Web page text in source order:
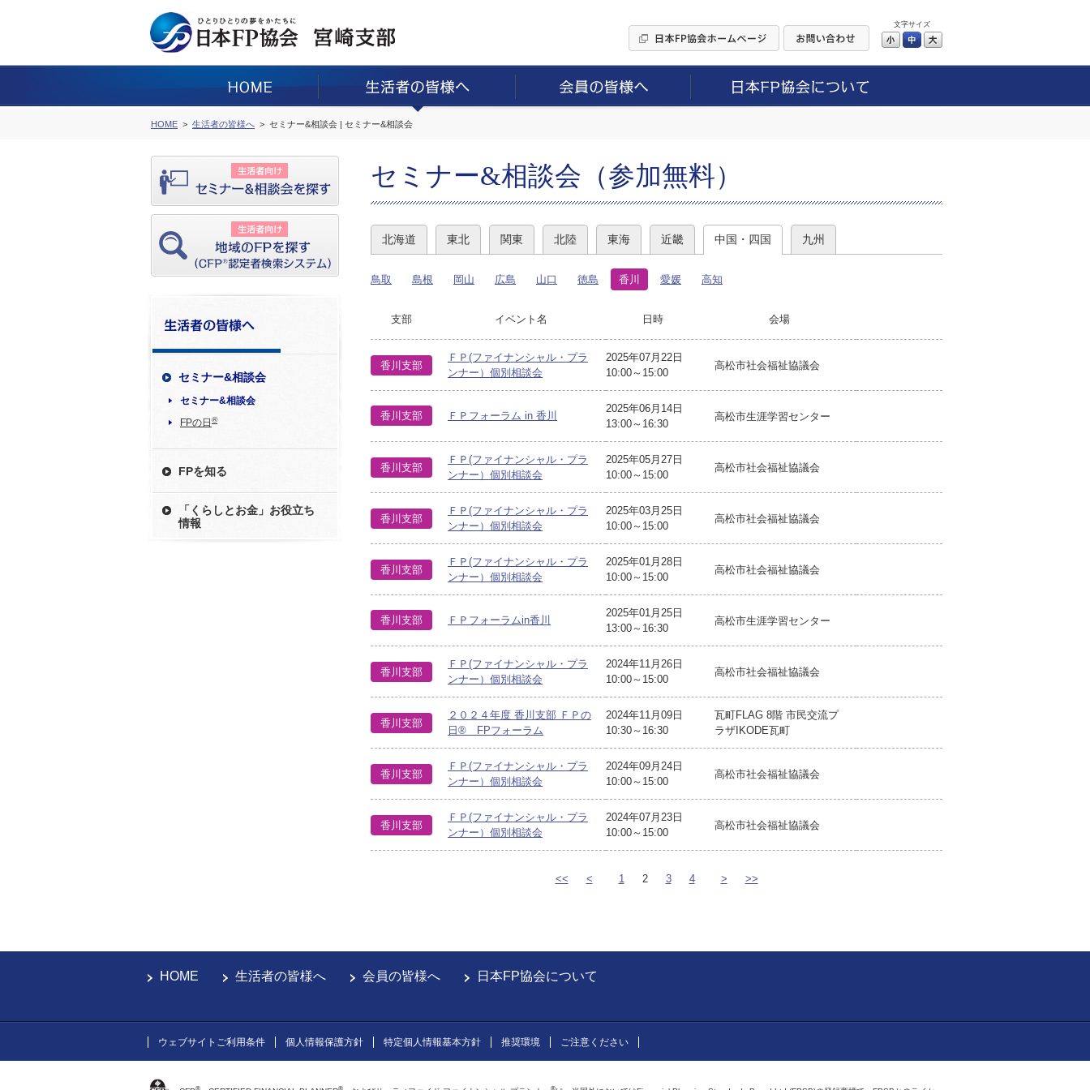
文字サイズ
小 中
HOME 生活者の皆様へ セミナー&相談会 | セミナー&相談会
セミナー&相談会
セミナー&相談会
FPの日 ®
FPを知る
「くらしとお金」お役立ち
情報
セミナー&相談会（参加無料）
北海道 東北 関東 北陸 東海 近畿 中国・四国 九州
鳥取 島根 岡山 広島 山口 徳島 香川 愛媛 高知
支部 イベント名 日時 会場
香川支部
ＦＰ(ファイナンシャル・プラ
ンナー）個別相談会
2025年07月22日
10:00～15:00
高松市社会福祉協議会
香川支部 ＦＰフォーラム in 香川
2025年06月14日
13:00～16:30
高松市生涯学習センター
香川支部
ＦＰ(ファイナンシャル・プラ
ンナー）個別相談会
2025年05月27日
10:00～15:00
高松市社会福祉協議会
香川支部
ＦＰ(ファイナンシャル・プラ
ンナー）個別相談会
2025年03月25日
10:00～15:00
高松市社会福祉協議会
香川支部
ＦＰ(ファイナンシャル・プラ
ンナー）個別相談会
2025年01月28日
10:00～15:00
高松市社会福祉協議会
香川支部 ＦＰフォーラムin香川
2025年01月25日
13:00～16:30
高松市生涯学習センター
香川支部
ＦＰ(ファイナンシャル・プラ
ンナー）個別相談会
2024年11月26日
10:00～15:00
高松市社会福祉協議会
香川支部
２０２４年度 香川支部 ＦＰの
日® FPフォーラム
2024年11月09日
10:30～16:30
瓦町FLAG 8階 市民交流プ
ラザIKODE瓦町
香川支部
ＦＰ(ファイナンシャル・プラ
ンナー）個別相談会
2024年09月24日
10:00～15:00
高松市社会福祉協議会
香川支部
ＦＰ(ファイナンシャル・プラ
ンナー）個別相談会
2024年07月23日
10:00～15:00
高松市社会福祉協議会
<< < 1 2 3 4 > >>
HOME 生活者の皆様へ 会員の皆様へ 日本FP協会について
ウェブサイトご利用条件 個人情報保護方針 特定個人情報基本方針 推奨環境 ご注意ください
® ® ®